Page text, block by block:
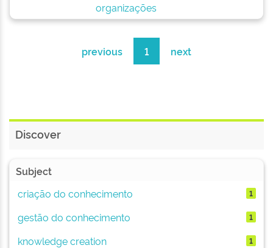
organizações
previous 1 next
Discover
Subject
criação do conhecimento
1
gestão do conhecimento 1
knowledge creation 1